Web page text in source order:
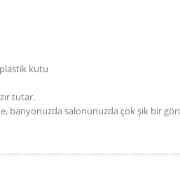
kutu
tutar.
banyonuzda salonunuzda çok şık bir